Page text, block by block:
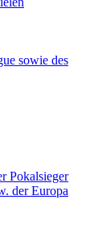
sowie des
Pokalsieger
der Europa